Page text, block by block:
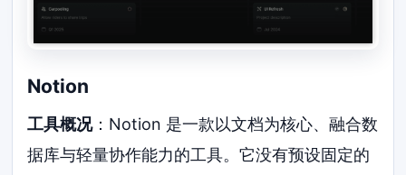
Notion
工具概况：Notion 是一款以文档为核心、融合数
据库与轻量协作能力的工具。它没有预设固定的